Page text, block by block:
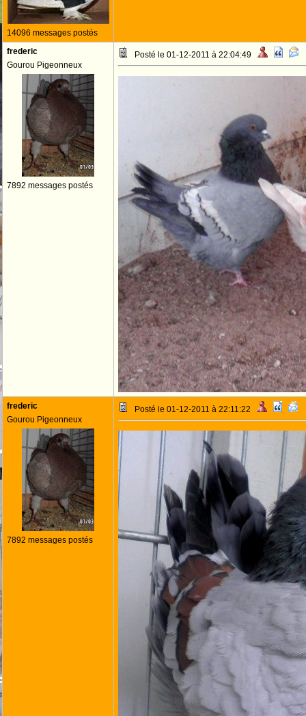
14096 messages postés
frederic
Gourou Pigeonneux
7892 messages postés
Posté le 01-12-2011 à 22:04:49
frederic
Gourou Pigeonneux
7892 messages postés
Posté le 01-12-2011 à 22:11:22